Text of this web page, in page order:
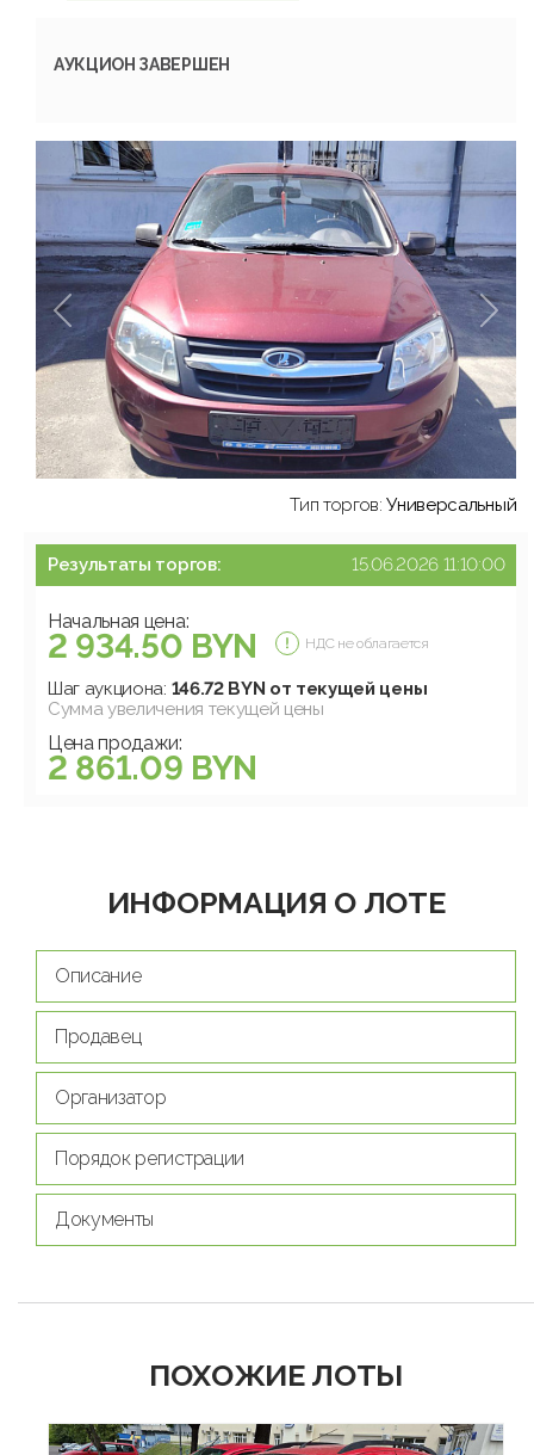
АУКЦИОН ЗАВЕРШЕН
Тип торгов:Универсальный
Результаты торгов: 15.06.2026 11:10:00
Начальная цена:
2 934.50 BYN НДС не облагается
Шаг аукциона: 146.72 BYN от текущей цены
Сумма увеличения текущей цены
Цена продажи:
2 861.09 BYN
ИНФОРМАЦИЯ О ЛОТЕ
Описание
Продавец
Организатор
Порядок регистрации
Документы
ПОХОЖИЕ ЛОТЫ